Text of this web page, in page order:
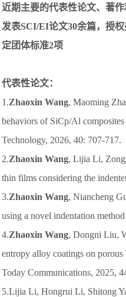
近期主要的代表性论文、著作
发表SCI/EI论文30余篇，授
定团体标准2项
代表性论文：
1.Zhaoxin Wang, Maoming
behaviors of SiCp/Al
Technology, 2026, 40: 707-717.
2.Zhaoxin Wang, Lijia Li,
thin films considering the
3.Zhaoxin Wang, Niancheng
using a novel indentation
4.Zhaoxin Wang, Dongni Liu,
entropy alloy coatings on
Today Communications, 2025,
5.Lijia Li, Hongrui Li, Shitong